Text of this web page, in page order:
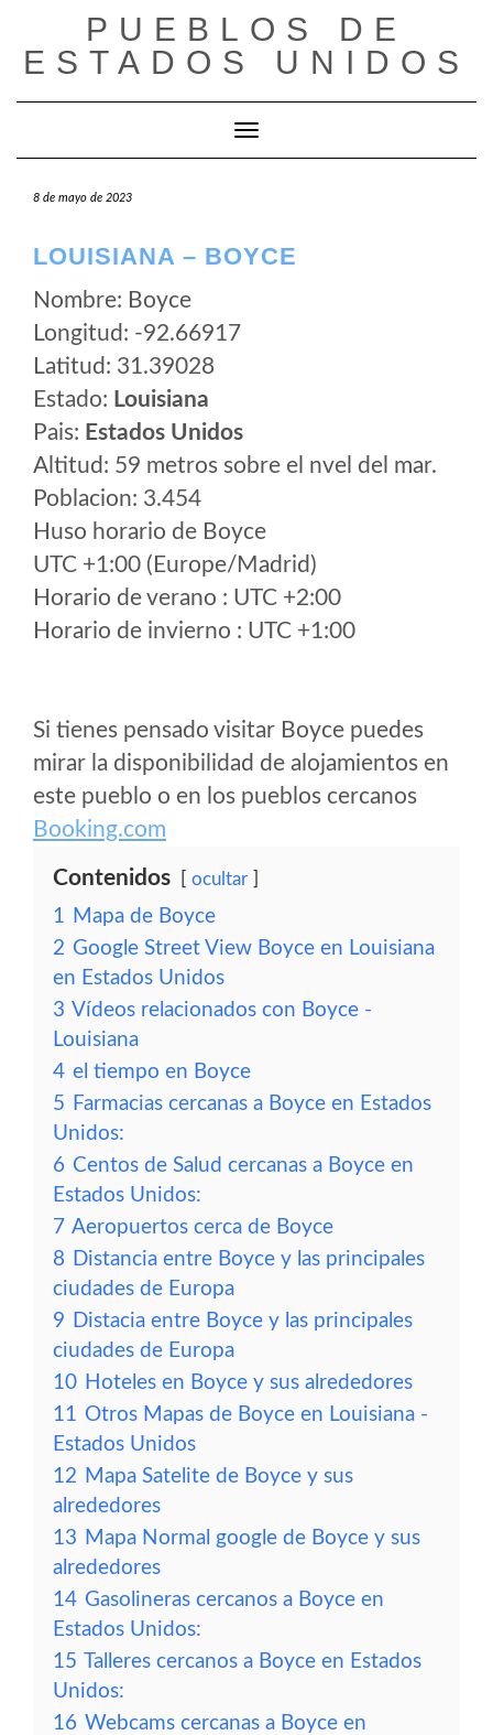
contenido
PUEBLOS DE
ESTADOS UNIDOS
Cambiar modo de navegación
8 de mayo de 2023
LOUISIANA – BOYCE
Nombre: Boyce
Longitud: -92.66917
Latitud: 31.39028
Estado: Louisiana
Pais: Estados Unidos
Altitud: 59 metros sobre el nvel del mar.
Poblacion: 3.454
Huso horario de Boyce
UTC +1:00 (Europe/Madrid)
Horario de verano : UTC +2:00
Horario de invierno : UTC +1:00
Si tienes pensado visitar Boyce puedes
mirar la disponibilidad de alojamientos en
este pueblo o en los pueblos cercanos
Booking.com
Contenidos ocultar
1 Mapa de Boyce
2 Google Street View Boyce en Louisiana
en Estados Unidos
3 Vídeos relacionados con Boyce -
Louisiana
4 el tiempo en Boyce
5 Farmacias cercanas a Boyce en Estados
Unidos:
6 Centos de Salud cercanas a Boyce en
Estados Unidos:
7 Aeropuertos cerca de Boyce
8 Distancia entre Boyce y las principales
ciudades de Europa
9 Distacia entre Boyce y las principales
ciudades de Europa
10 Hoteles en Boyce y sus alrededores
11 Otros Mapas de Boyce en Louisiana -
Estados Unidos
12 Mapa Satelite de Boyce y sus
alrededores
13 Mapa Normal google de Boyce y sus
alrededores
14 Gasolineras cercanos a Boyce en
Estados Unidos:
15 Talleres cercanos a Boyce en Estados
Unidos:
16 Webcams cercanas a Boyce en